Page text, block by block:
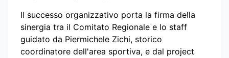
Il successo organizzativo porta la firma della
sinergia tra il Comitato Regionale e lo staff
guidato da Piermichele Zichi, storico
coordinatore dell'area sportiva, e dal project